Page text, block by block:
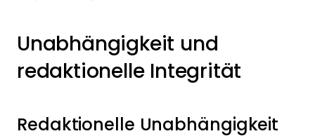
Unabhängigkeit und
redaktionelle Integrität
Redaktionelle Unabhängigkeit